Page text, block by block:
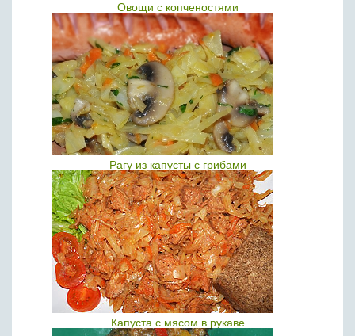
Овощи с копченостями
Рагу из капусты с грибами
Капуста с мясом в рукаве